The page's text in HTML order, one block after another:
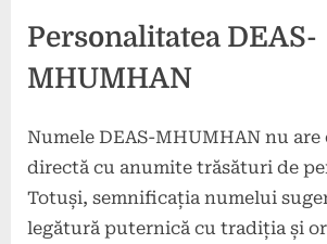
Personalitatea DEAS-
MHUMHAN
Numele DEAS-MHUMHAN nu are
directă cu anumite trăsături de
Totuși, semnificația numelui
legătură puternică cu tradiția și